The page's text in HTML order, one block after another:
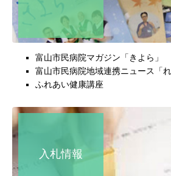
富山市民病院マガジン「きよら」
富山市民病院地域連携ニュース「
ふれあい健康講座
入札情報